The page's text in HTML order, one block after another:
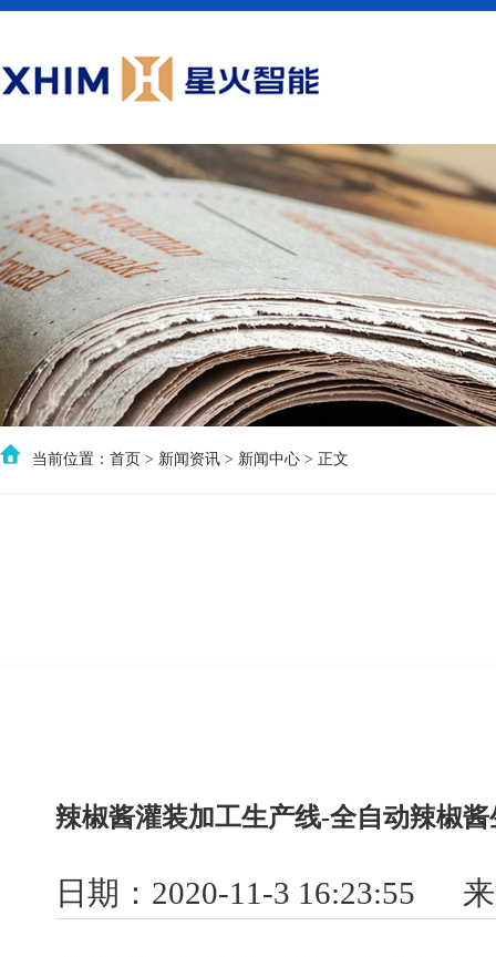
当前位置： 首页 > 新闻资讯 > 新闻中心 > 正文
辣椒酱灌装加工生产线-全自动辣椒
日期：2020-11-3 16:23:55